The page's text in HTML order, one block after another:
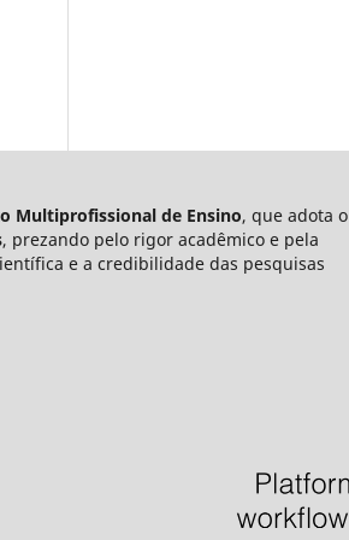
Multiprofissional de Ensino, que adota o
, prezando pelo rigor acadêmico e pela
e a credibilidade das pesquisas